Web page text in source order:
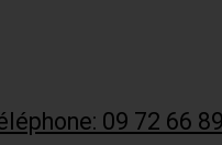
09 72 66